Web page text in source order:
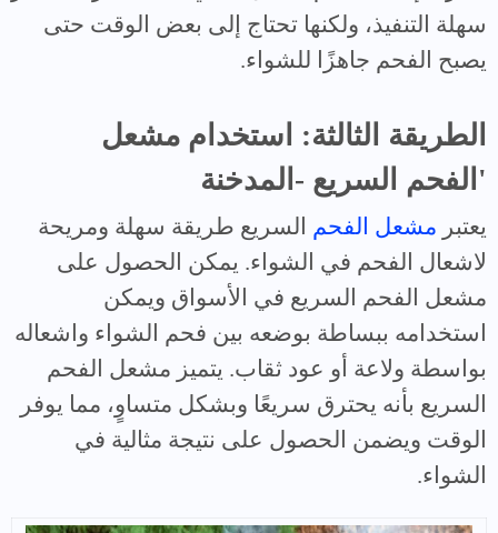
سهلة التنفيذ، ولكنها تحتاج إلى بعض الوقت حتى
يصبح الفحم جاهزًا للشواء.
الفحم السريع -المدخنة'
يعتبر مشعل الفحم السريع طريقة سهلة ومريحة
لاشعال الفحم في الشواء. يمكن الحصول على
مشعل الفحم السريع في الأسواق ويمكن
استخدامه ببساطة بوضعه بين فحم الشواء واشعاله
بواسطة ولاعة أو عود ثقاب. يتميز مشعل الفحم
السريع بأنه يحترق سريعًا وبشكل متساوٍ، مما يوفر
الوقت ويضمن الحصول على نتيجة مثالية في
الشواء.